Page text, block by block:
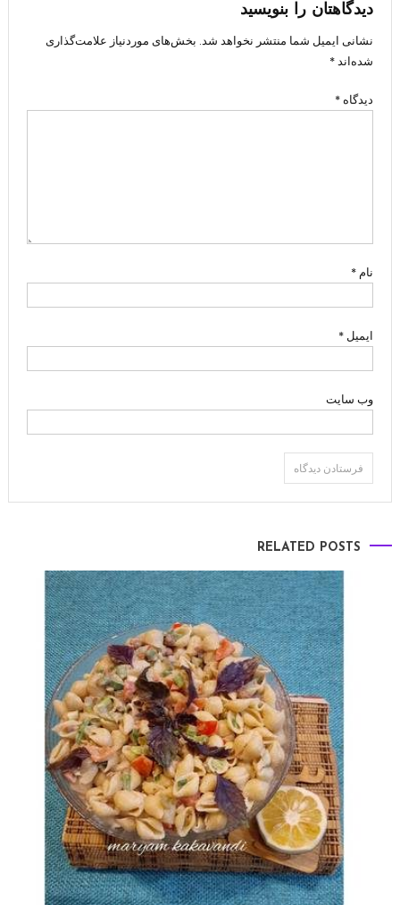
دیدگاهتان را بنویسید
نشانی ایمیل شما منتشر نخواهد شد. بخش‌های موردنیاز علامت‌گذاری
شده‌اند*
دیدگاه *
نام*
ایمیل *
وب‌ سایت
RELATED POSTS